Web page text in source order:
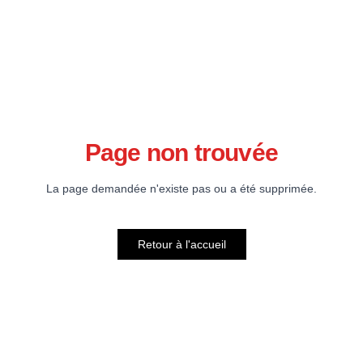
Page non trouvée
La page demandée n'existe pas ou a été supprimée.
Retour à l'accueil